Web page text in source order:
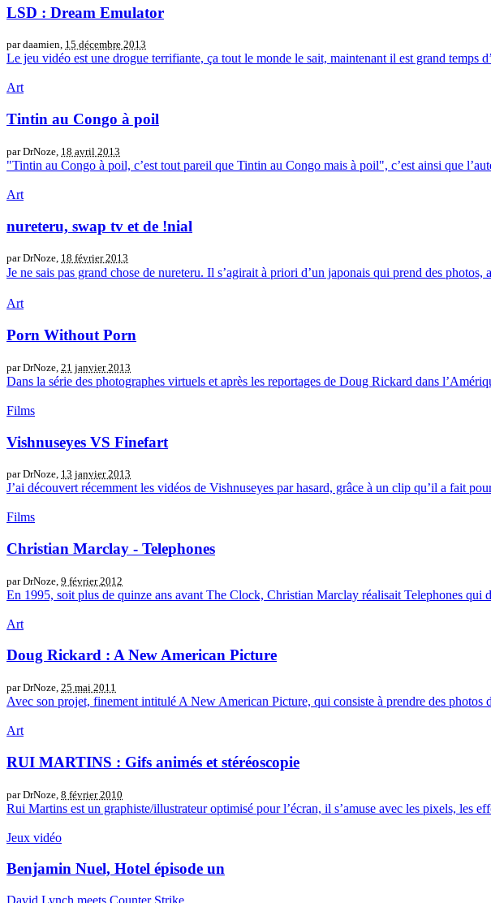
LSD : Dream Emulator
par daamien, 15 décembre 2013
Le jeu vidéo est une drogue terrifiante, ça tout le monde le sait, maintenant il est grand temps
Art
Tintin au Congo à poil
par DrNoze, 18 avril 2013
"Tintin au Congo à poil, c’est tout pareil que Tintin au Congo mais à poil", c’est ainsi que
Art
nureteru, swap tv et de !nial
par DrNoze, 18 février 2013
Je ne sais pas grand chose de nureteru. Il s’agirait à priori d’un japonais qui prend des
Art
Porn Without Porn
par DrNoze, 21 janvier 2013
Dans la série des photographes virtuels et après les reportages de Doug Rickard dans
Films
Vishnuseyes VS Finefart
par DrNoze, 13 janvier 2013
J’ai découvert récemment les vidéos de Vishnuseyes par hasard, grâce à un clip qu’il a fait
Films
Christian Marclay - Telephones
par DrNoze, 9 février 2012
En 1995, soit plus de quinze ans avant The Clock, Christian Marclay réalisait Telephones qui
Art
Doug Rickard : A New American Picture
par DrNoze, 25 mai 2011
Avec son projet, finement intitulé A New American Picture, qui consiste à prendre des
Art
RUI MARTINS : Gifs animés et stéréoscopie
par DrNoze, 8 février 2010
Rui Martins est un graphiste/illustrateur optimisé pour l’écran, il s’amuse avec les pixels, les
Jeux vidéo
Benjamin Nuel, Hotel épisode un
David Lynch meets Counter Strike